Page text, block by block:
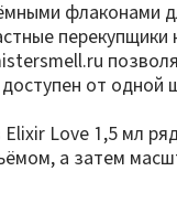
флаконами
доступен от
Love 1,5 мл
а затем